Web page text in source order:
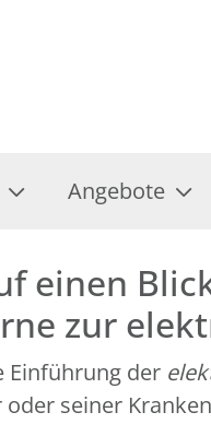
Angebote
einen
zur
Einführung der
oder seiner